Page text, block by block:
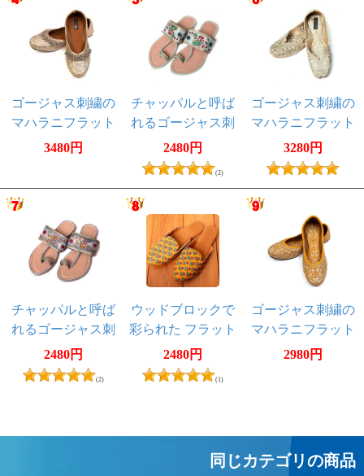
ゴージャス刺繍の
マハラニフラット
シューズ
3480円
チャッパルと呼ば
れるゴージャス刺
繍のサンダル - グ
リーン
2480円
(2)
ゴージャス刺繍の
マハラニフラット
シューズ
3280円
チャッパルと呼ば
れるゴージャス刺
繍のサンダル - パ
ープル
2480円
(2)
ウッドブロックで
彩られた フラット
ミュール
2480円
(1)
ゴージャス刺繍の
マハラニフラット
シューズ
2980円
同じカテゴリの商品